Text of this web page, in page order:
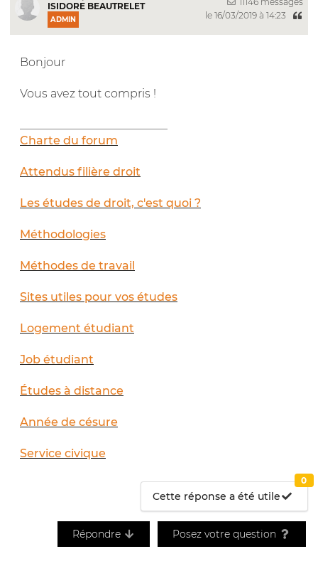
ISIDORE BEAUTRELET
ADMIN
le 16/03/2019 à 14:23
Bonjour
Vous avez tout compris !
Charte du forum
Attendus filière droit
Les études de droit, c'est quoi ?
Méthodologies
Méthodes de travail
Sites utiles pour vos études
Logement étudiant
Job étudiant
Études à distance
Année de césure
Service civique
Cette réponse a été utile
0
Répondre Posez votre question